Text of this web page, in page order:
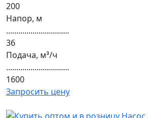
200
Напор, м
...............................
36
Подача, м³/ч
...............................
1600
Запросить цену